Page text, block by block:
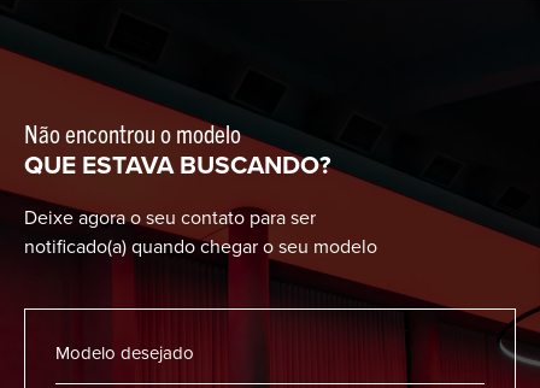
Não encontrou o modelo
QUE ESTAVA BUSCANDO?
Deixe agora o seu contato para ser
notificado(a) quando chegar o seu modelo